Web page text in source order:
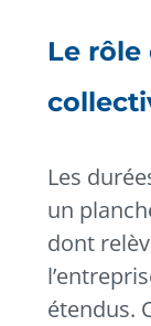
Le
Les
un
dont
étendus.